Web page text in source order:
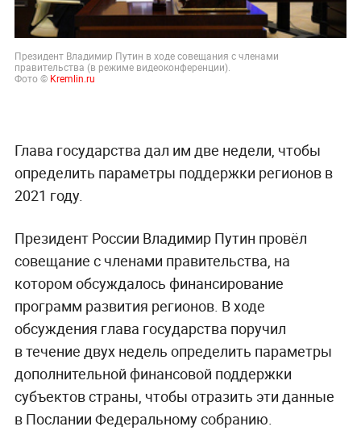
Президент Владимир Путин в ходе совещания с членами
правительства (в режиме видеоконференции).
Фото © Kremlin.ru
Глава государства дал им две недели, чтобы
определить параметры поддержки регионов в
2021 году.
Президент России Владимир Путин провёл
совещание с членами правительства, на
котором обсуждалось финансирование
программ развития регионов. В ходе
обсуждения глава государства поручил
в течение двух недель определить параметры
дополнительной финансовой поддержки
субъектов страны, чтобы отразить эти данные
в Послании Федеральному собранию.